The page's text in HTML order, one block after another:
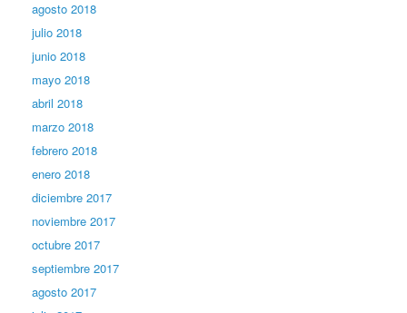
agosto 2018
julio 2018
junio 2018
mayo 2018
abril 2018
marzo 2018
febrero 2018
enero 2018
diciembre 2017
noviembre 2017
octubre 2017
septiembre 2017
agosto 2017